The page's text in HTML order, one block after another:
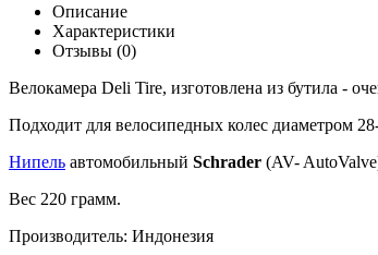
Описание
Характеристики
Отзывы (0)
Велокамера Deli Tire, изготовлена из бутила -
Подходит для велосипедных колес диаметром
Нипель автомобильный Schrader (AV-
Вес 220 грамм.
Производитель: Индонезия